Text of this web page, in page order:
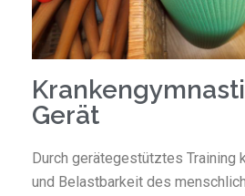
Gerät
Durch gerätegestütztes Training
und Belastbarkeit des